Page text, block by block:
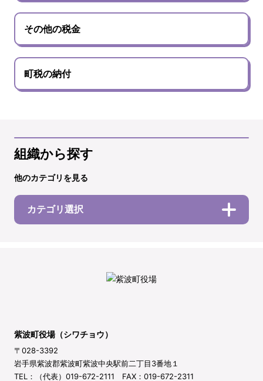
その他の税金
町税の納付
組織から探す
他のカテゴリを見る
カテゴリ選択
紫波町役場（シワチョウ）
〒028-3392
岩手県紫波郡紫波町紫波中央駅前二丁目3番地１
TEL：（代表）019-672-2111 FAX：019-672-2311